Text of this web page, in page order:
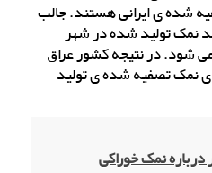
شده ی ایرانی هستند. جالب
بیشتر از 80 درصد نمک تولید شده در شهر
شود. در نتیجه کشور عراق
نمک تصفیه شده ی تولید
درباره نمک خوراکی